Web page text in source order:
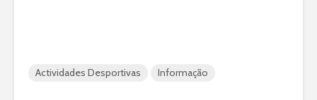
Actividades Desportivas Informação